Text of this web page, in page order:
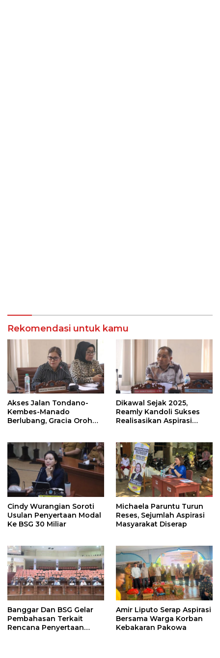
Rekomendasi untuk kamu
Akses Jalan Tondano-
Kembes-Manado
Berlubang, Gracia Oroh
Dikawal Sejak 2025,
Reamly Kandoli Sukses
Realisasikan Aspirasi
Tahun Depan
Cindy Wurangian Soroti
Usulan Penyertaan Modal
Ke BSG 30 Miliar
Michaela Paruntu Turun
Reses, Sejumlah Aspirasi
Masyarakat Diserap
Banggar Dan BSG Gelar
Pembahasan Terkait
Rencana Penyertaan
Amir Liputo Serap Aspirasi
Bersama Warga Korban
Kebakaran Pakowa